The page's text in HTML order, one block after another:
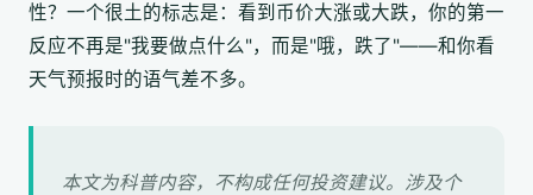
性？一个很土的标志是：看到币价大涨或大跌，你的第一
反应不再是"我要做点什么"，而是"哦，跌了"——和你看
天气预报时的语气差不多。
本文为科普内容，不构成任何投资建议。涉及个